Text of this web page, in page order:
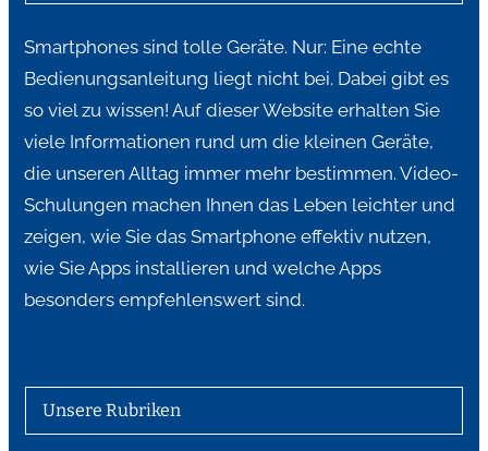
Smartphones sind tolle Geräte. Nur: Eine echte
Bedienungsanleitung liegt nicht bei. Dabei gibt es
so viel zu wissen! Auf dieser Website erhalten Sie
viele Informationen rund um die kleinen Geräte,
die unseren Alltag immer mehr bestimmen. Video-
Schulungen machen Ihnen das Leben leichter und
zeigen, wie Sie das Smartphone effektiv nutzen,
wie Sie Apps installieren und welche Apps
besonders empfehlenswert sind.
Unsere Rubriken